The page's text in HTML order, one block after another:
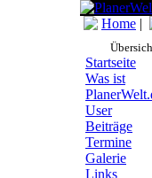
Home |
Startseite
Was ist
User
Beiträge
Termine
Galerie
Links